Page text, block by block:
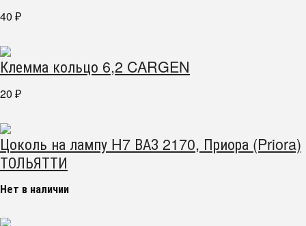
40 ₽
Клемма кольцо 6,2 CARGEN
20 ₽
Цоколь на лампу H7 ВАЗ 2170, Приора (Priora)
ТОЛЬЯТТИ
Нет в наличии